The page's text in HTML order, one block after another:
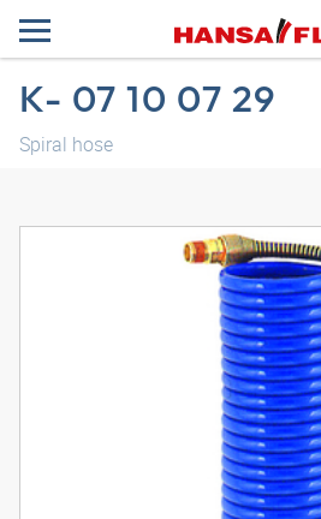
K- 07 10 07 29
Spiral hose